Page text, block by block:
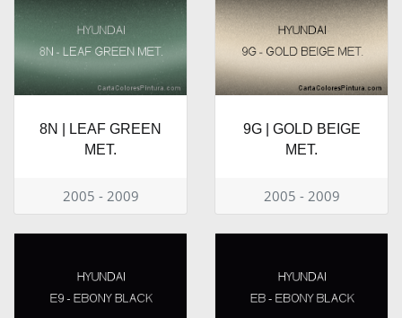
8N | LEAF GREEN
MET.
2005 - 2009
9G | GOLD BEIGE
MET.
2005 - 2009